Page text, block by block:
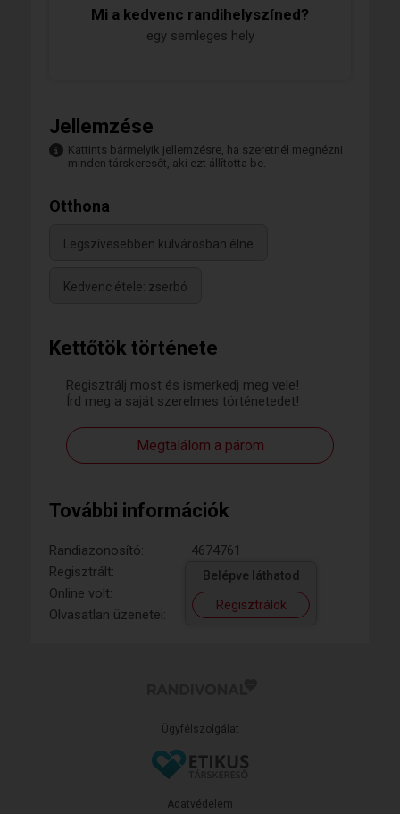
Kettőtök története
Regisztrálj most és ismerkedj meg vele!
Írd meg a saját szerelmes történetedet!
Megtalálom a párom
További információk
Randiazonosító:
4674761
Regisztrált:
Online volt:
Olvasatlan üzenetei:
Belépve láthatod
Regisztrálok
Mi a kedvenc randihelyszíned?
egy semleges hely
Jellemzése
Kattints bármelyik jellemzésre, ha szeretnél megnézni
minden társkeresőt, aki ezt állította be.
Otthona
Legszívesebben külvárosban élne
Kedvenc étele: zserbó
Ügyfélszolgálat
Adatvédelem